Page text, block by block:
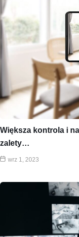
Większa kontrola i
zalety…
wrz 1, 2023